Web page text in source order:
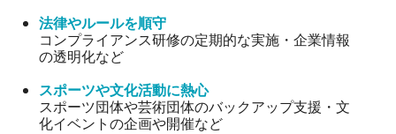
法律やルールを順守
コンプライアンス研修の定期的な実施・企業情報
の透明化など
スポーツや文化活動に熱心
スポーツ団体や芸術団体のバックアップ支援・文
化イベントの企画や開催など